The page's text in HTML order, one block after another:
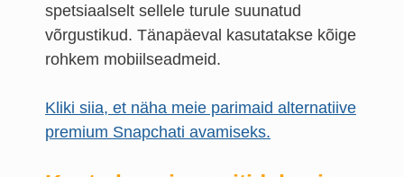
spetsiaalselt sellele turule suunatud
võrgustikud. Tänapäeval kasutatakse kõige
rohkem mobiilseadmeid.
Kliki siia, et näha meie parimaid alternatiive
premium Snapchati avamiseks.